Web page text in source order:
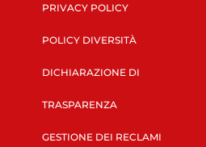
PRIVACY POLICY
POLICY DIVERSITÀ
DICHIARAZIONE DI
TRASPARENZA
GESTIONE DEI RECLAMI